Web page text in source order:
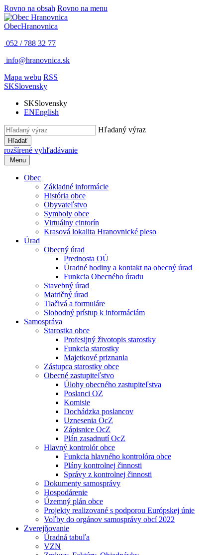
Rovno na obsah Rovno na menu
ObecHranovnica
052 / 788 32 77
info@hranovnica.sk
Mapa webu RSS
SKSlovensky
SKSlovensky
ENEnglish
Hľadaný výraz
Hľadať
rozšírené vyhľadávanie
Menu
Obec
Základné informácie
História obce
Obyvateľstvo
Symboly obce
Virtuálny cintorín
Krasová lokalita Hranovnické pleso
Úrad
Obecný úrad
Prednosta OÚ
Úradné hodiny a kontakt na obecný úrad
Funkcia Obecného úradu
Stavebný úrad
Matričný úrad
Tlačivá a formuláre
Slobodný prístup k informáciám
Samospráva
Starostka obce
Profesijný životopis starostky
Funkcia starostky
Majetkové priznania
Zástupca starostky obce
Obecné zastupiteľstvo
Úlohy obecného zastupiteľstva
Poslanci OZ
Komisie
Dochádzka poslancov
Uznesenia OcZ
Zápisnice OcZ
Plán zasadnutí OcZ
Hlavný kontrolór obce
Funkcia hlavného kontrolóra obce
Plány kontrolnej činnosti
Správy z kontrolnej činnosti
Dokumenty samosprávy
Hospodárenie
Územný plán obce
Projekty realizované s podporou Európskej únie
Voľby do orgánov samosprávy obcí 2022
Zverejňovanie
Úradná tabuľa
VZN